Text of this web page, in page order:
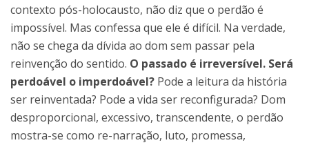
contexto pós-holocausto, não diz que o perdão é
impossível. Mas confessa que ele é difícil. Na verdade,
não se chega da dívida ao dom sem passar pela
reinvenção do sentido. O passado é irreversível. Será
perdoável o imperdoável? Pode a leitura da história
ser reinventada? Pode a vida ser reconfigurada? Dom
desproporcional, excessivo, transcendente, o perdão
mostra-se como re-narração, luto, promessa,